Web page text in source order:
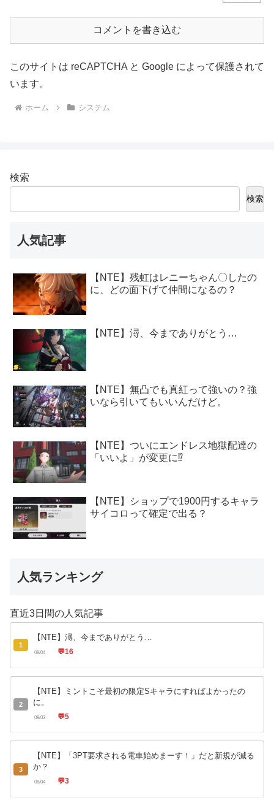
コメントを書き込む
このサイトは reCAPTCHA と Google によって保護されて
います。
ホーム システム
検索
検索
人気記事
【NTE】残虹はレニーちゃん〇したの
に、どの面下げて仲間になるの？
【NTE】潯、今までありがとう…
【NTE】無凸でも真紅って強いの？強
いなら引いてもいいんだけど。
【NTE】ついにエンドレス地獄配達の
「いいよ」が変更に⁉
【NTE】ショップで1900円するキャラ
サイコロって確定で出る？
人気ランキング
直近3日間の人気記事
1
【NTE】潯、今までありがとう…
08/04 💬16
2
【NTE】ミントこそ最初の限定Sキャラにすればよかったの
に。
08/03 💬5
3
【NTE】「3PT要求される電車始めまーす！」だと新規が減る
か？
08/04 💬3